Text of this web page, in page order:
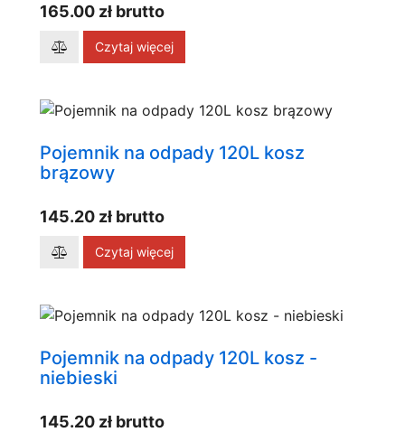
165.00 zł brutto
Czytaj więcej
Pojemnik na odpady 120L kosz
brązowy
145.20 zł brutto
Czytaj więcej
Pojemnik na odpady 120L kosz -
niebieski
145.20 zł brutto